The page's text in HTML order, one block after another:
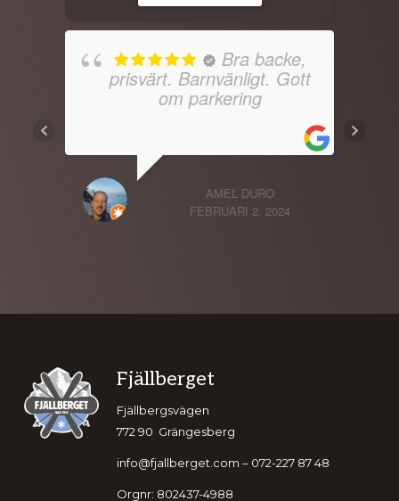
Bra backe,
prisvärt. Barnvänligt. Gott
om parkering
AMEL DURO
FEBRUARI 2, 2024
Footer
Fjällberget
Fjällbergsvägen
772 90 Grängesberg
info@fjallberget.com – 072-227 87 48
Orgnr: 802437-4988